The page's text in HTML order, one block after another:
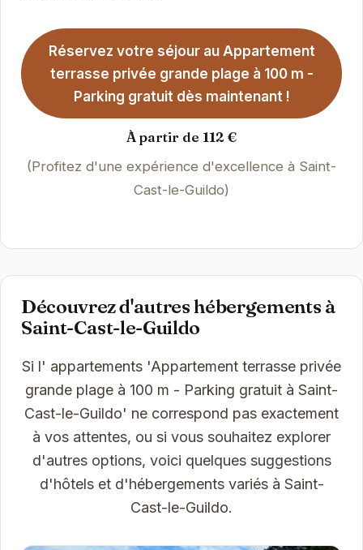
Réservez votre séjour au Appartement
terrasse privée grande plage à 100 m -
Parking gratuit dès maintenant !
À partir de 112 €
(Profitez d'une expérience d'excellence à Saint-
Cast-le-Guildo)
Découvrez d'autres hébergements à
Saint-Cast-le-Guildo
Si l' appartements 'Appartement terrasse privée
grande plage à 100 m - Parking gratuit à Saint-
Cast-le-Guildo' ne correspond pas exactement
à vos attentes, ou si vous souhaitez explorer
d'autres options, voici quelques suggestions
d'hôtels et d'hébergements variés à Saint-
Cast-le-Guildo.